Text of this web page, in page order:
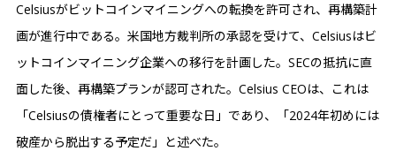
Celsiusがビットコインマイニングへの転換を許可され、再構築計
画が進行中である。米国地方裁判所の承認を受けて、Celsiusはビ
ットコインマイニング企業への移行を計画した。SECの抵抗に直
面した後、再構築プランが認可された。Celsius CEOは、これは
「Celsiusの債権者にとって重要な日」であり、「2024年初めには
破産から脱出する予定だ」と述べた。